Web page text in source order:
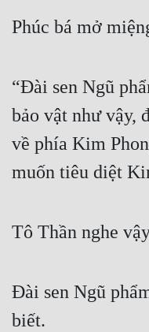
Phúc bá mở
“Đài sen Ngũ
bảo vật như vậy,
về phía Kim
muốn tiêu diệt
Tô Thần nghe
Đài sen Ngũ
biết.